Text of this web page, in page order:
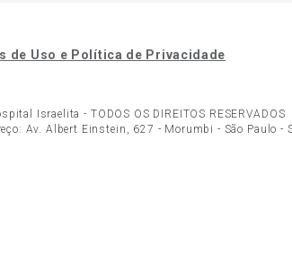
de Uso e Política de Privacidade
Israelita - TODOS OS DIREITOS RESERVADOS
Av. Albert Einstein, 627 - Morumbi - São Paulo -